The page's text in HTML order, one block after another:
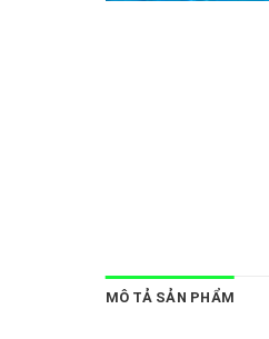
MÔ TẢ SẢN PHẨM